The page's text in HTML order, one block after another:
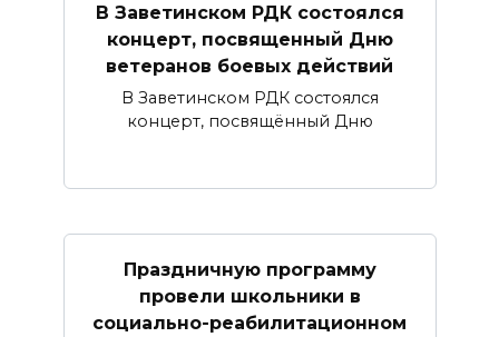
В Заветинском РДК состоялся
концерт, посвященный Дню
ветеранов боевых действий
В Заветинском РДК состоялся
концерт, посвящённый Дню
Праздничную программу
провели школьники в
социально-реабилитационном